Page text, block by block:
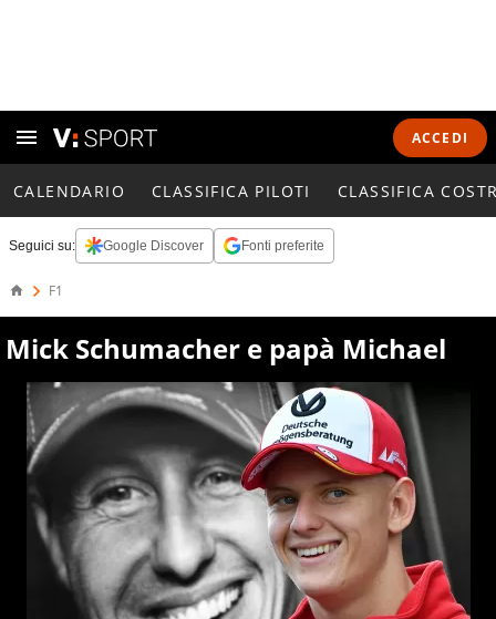
ACCEDI
CALENDARIO CLASSIFICA PILOTI CLASSIFICA
Seguici su: Google Discover Fonti preferite
F1
Mick Schumacher e papà Michael